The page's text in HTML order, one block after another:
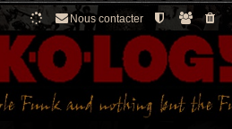
Nous contacter